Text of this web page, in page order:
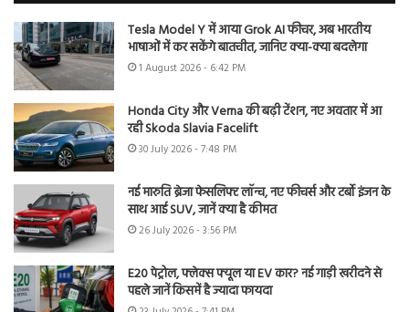
Tesla Model Y में आया Grok AI फीचर, अब भारतीय
भाषाओं में कर सकेंगे बातचीत, जानिए क्या-क्या बदलेगा
1 August 2026 - 6:42 PM
Honda City और Verna की बढ़ी टेंशन, नए अवतार में आ
रही Skoda Slavia Facelift
30 July 2026 - 7:48 PM
नई मारुति ब्रेजा फेसलिफ्ट लॉन्च, नए फीचर्स और टर्बो इंजन के
साथ आई SUV, जानें क्या है कीमत
26 July 2026 - 3:56 PM
E20 पेट्रोल, फ्लेक्स फ्यूल या EV कार? नई गाड़ी खरीदने से
पहले जानें किसमें है ज्यादा फायदा